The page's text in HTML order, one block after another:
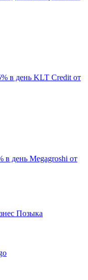
в день KLT Credit от
в день Megagroshi от
Позыка